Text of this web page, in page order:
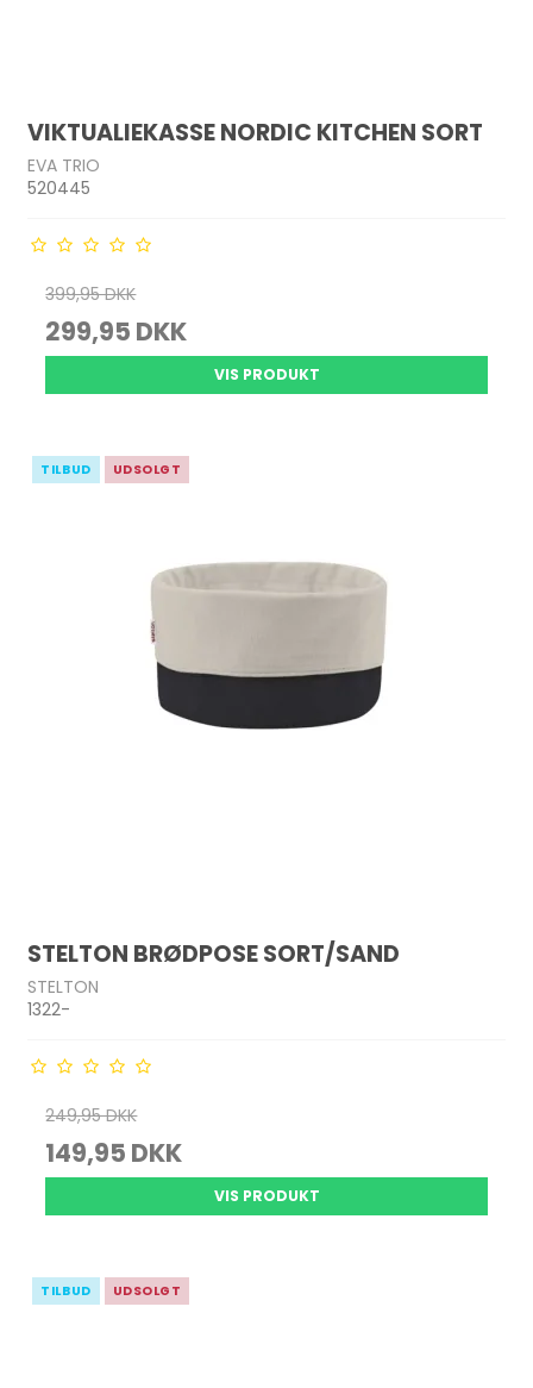
VIKTUALIEKASSE NORDIC KITCHEN SORT
EVA TRIO
520445
399,95 DKK
299,95 DKK
VIS PRODUKT
TILBUD UDSOLGT
STELTON BRØDPOSE SORT/SAND
STELTON
1322-
249,95 DKK
149,95 DKK
VIS PRODUKT
TILBUD UDSOLGT